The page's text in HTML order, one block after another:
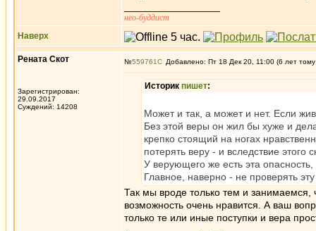
нео-буддист
Наверх
Рената Скот
Зарегистрирован:
29.09.2017
Суждений: 14208
№559761 Добавлено: Пт 18 Дек 20, 11:00 (6 лет
Историк пишет:
Может и так, а может и нет. Если
Без этой веры он жил бы хуже и
крепко стоящий на ногах
потерять веру - и вследствие этого
У верующего же есть эта
Главное, наверно - не проверять
Так мы вроде только тем и занимаемся,
возможность очень нравится. А ваш
только те или иные поступки и вера